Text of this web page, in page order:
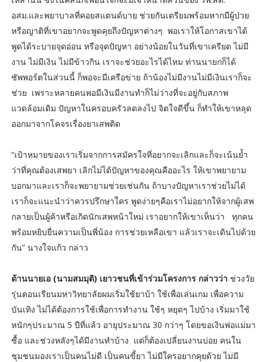
อสม.และพยาบาลที่คอยสแตนด์บาย ช่วยกันเตรียมพร้อมหากมีผู้ป่วย
หรือญาติที่เขาอยากจะพูดคุยถึงปัญหาต่างๆ พอเราให้โอกาสเขาได้
พูดได้ระบายจุดอ่อน หรือจุดปัญหา อย่างน้อยในวันที่เขาเครียด ไม่มี
งาน ไม่มีเงิน ไม่มีข้าวกิน เราจะช่วยอะไรได้ไหม ท่านนายกก็ได้
ซัพพอร์ตในส่วนนี้ ก็พอจะมีเครือข่าย ถ้าน้องไม่มีงานไม่มีเงินเราก็จะ
ช่วย เพราะหลายคนพอมีเงินมีงานทำก็ไม่ว่างที่จะอยู่กับสภาพ
แวดล้อมเดิม ปัญหาในครอบครัวลดลงไป จิตใจดีขึ้น ก็ทำให้เขาหลุด
ออกมาจากโคจรเรื่องยาเสพติด
“เป้าหมายของเราเริ่มจากการสมัครใจที่อยากจะเลิกและก็จะเน้นย้ำ
ว่าที่คุณต้องเสพยา เลิกไม่ได้ปัญหาของคุณคืออะไร ให้เขาพยายาม
บอกมาและเราก็จะพยายามช่วยเช่นกัน ถ้าบางปัญหาเราช่วยไม่ได้
เราก็จะแนะนำว่าควรปรึกษาใคร พูดง่ายๆคือเราไม่อยากให้จากผู้เสพ
กลายเป็นผู้ค้าหรือเกิดนักเสพหน้าใหม่ เราอยากให้เขาเห็นว่า ทุกคน
พร้อมหยิบยื่นความเป็นพี่น้อง การช่วยเหลือเขา แล้วเราจะเดินไปด้วย
กัน” นางใจแก้ว กล่าว
ด้านนายเอ (นามสมมุติ) เยาวชนที่เข้าร่วมโครงการ กล่าวว่า ช่วงวัย
รุ่นตอนเรียนมหาวิทยาลัยผมเริ่มใช้ยาบ้า ใช้เพื่อเล่นเกม เพื่อความ
บันเทิง ไม่ได้ต้องการใช้เพื่อการทำงาน ใช้ๆ หยุดๆ ไปบ้าง เริ่มมาใช้
หนักๆประมาณ 5 ปีที่แล้ว อายุประมาณ 30 กว่าๆ โดยขอเงินพ่อแม่มา
ซื้อ และช่วงหลังๆได้มีงานทำบ้าง แต่ก็ต้องเปลี่ยนงานบ่อย คนใน
ชุมชนมองเราเป็นคนไม่ดี เป็นคนขี้ยา ไม่มีใครอยากคุยด้วย ไม่มี